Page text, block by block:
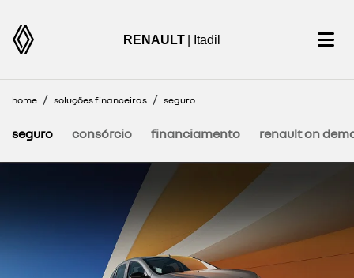
RENAULT | Itadil
home soluções financeiras seguro
consórcio financiamento
seguro renault on